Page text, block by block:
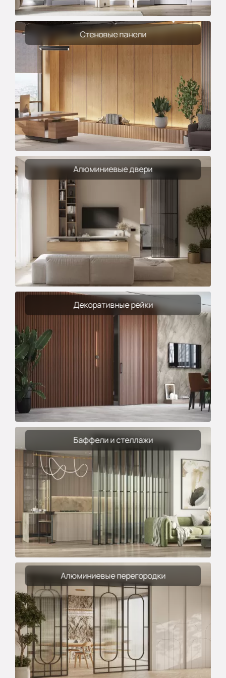
Стеновые панели
Алюминиевые двери
Декоративные рейки
Баффели и стеллажи
Алюминиевые перегородки